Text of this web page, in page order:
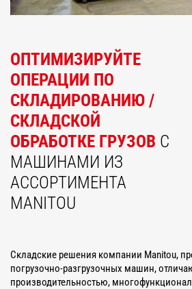
ОПТИМИЗИРУЙТЕ
ОПЕРАЦИИ ПО
СКЛАДИРОВАНИЮ /
СКЛАДСКОЙ
ОБРАБОТКЕ ГРУЗОВ С
МАШИНАМИ ИЗ
АССОРТИМЕНТА
MANITOU
Складские решения компании Manitou,
погрузочно-разгрузочных машин,
производительностью,